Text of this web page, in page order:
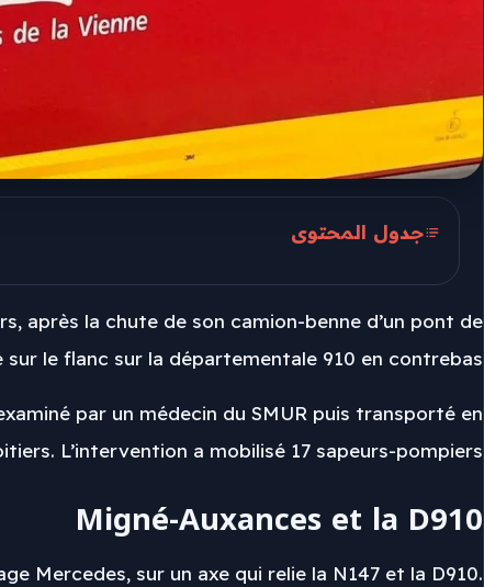
جدول المحتوى
N147 sous contrainte
après la chute de son camion-benne d’un pont de
le flanc sur la départementale 910 en contrebas.
par un médecin du SMUR puis transporté en
L’intervention a mobilisé 17 sapeurs-pompiers.
Migné-Auxances et la D910
Mercedes, sur un axe qui relie la N147 et la D910.